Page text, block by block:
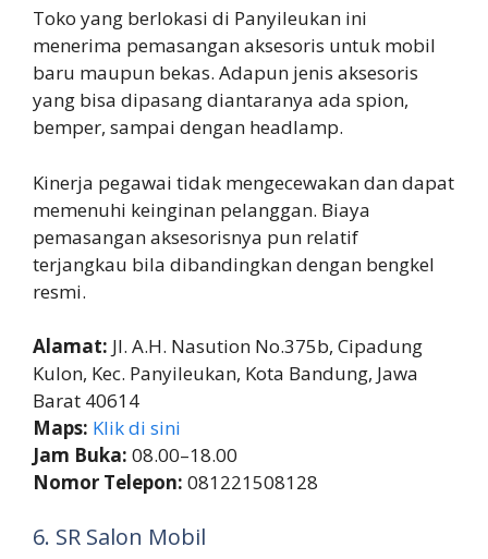
Toko yang berlokasi di Panyileukan ini
menerima pemasangan aksesoris untuk mobil
baru maupun bekas. Adapun jenis aksesoris
yang bisa dipasang diantaranya ada spion,
bemper, sampai dengan headlamp.
Kinerja pegawai tidak mengecewakan dan dapat
memenuhi keinginan pelanggan. Biaya
pemasangan aksesorisnya pun relatif
terjangkau bila dibandingkan dengan bengkel
resmi.
Alamat: Jl. A.H. Nasution No.375b, Cipadung
Kulon, Kec. Panyileukan, Kota Bandung, Jawa
Barat 40614
Maps: Klik di sini
Jam Buka: 08.00–18.00
Nomor Telepon: 081221508128
6. SR Salon Mobil